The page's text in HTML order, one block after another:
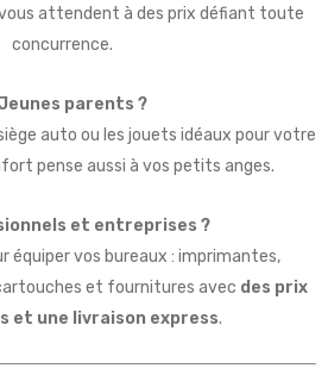
attendent à des prix défiant toute
concurrence.
parents ?
auto ou les jouets idéaux pour votre
pense aussi à vos petits anges.
et entreprises ?
équiper vos bureaux : imprimantes,
et fournitures avec des prix
et une livraison express.